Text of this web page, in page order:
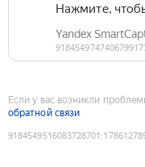
Если у вас возникли
обратной связи
9184549516083728701 :